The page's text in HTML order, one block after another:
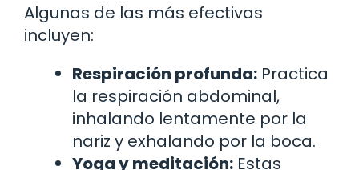
Algunas de las más efectivas
incluyen:
Respiración profunda: Practica
la respiración abdominal,
inhalando lentamente por la
nariz y exhalando por la boca.
Yoga y meditación: Estas